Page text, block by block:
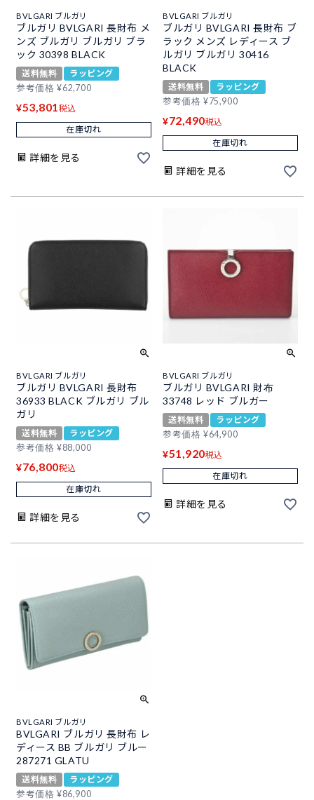
BVLGARI ブルガリ
ブルガリ BVLGARI 長財布 メ
ンズ ブルガリ ブルガリ ブラ
ック 30398 BLACK
送料無料
ラッピング
参考価格 ¥62,700
¥53,801税込
在庫切れ
詳細を見る
BVLGARI ブルガリ
ブルガリ BVLGARI 長財布 ブ
ラック メンズ レディース ブ
ルガリ ブルガリ 30416
BLACK
送料無料
ラッピング
参考価格 ¥75,900
¥72,490税込
在庫切れ
詳細を見る
BVLGARI ブルガリ
ブルガリ BVLGARI 長財布
36933 BLACK ブルガリ ブル
ガリ
送料無料
ラッピング
参考価格 ¥88,000
¥76,800税込
在庫切れ
詳細を見る
BVLGARI ブルガリ
ブルガリ BVLGARI 財布
33748 レッド ブルガー
送料無料
ラッピング
参考価格 ¥64,900
¥51,920税込
在庫切れ
詳細を見る
BVLGARI ブルガリ
BVLGARI ブルガリ 長財布 レ
ディース BB ブルガリ ブルー
287271 GLATU
送料無料
ラッピング
参考価格 ¥86,900